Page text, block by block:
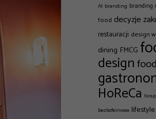
AI branding branding
food decyzje
restauracji design
dining FMCG
design
HoReCa
bezkofeinowa lifestyle